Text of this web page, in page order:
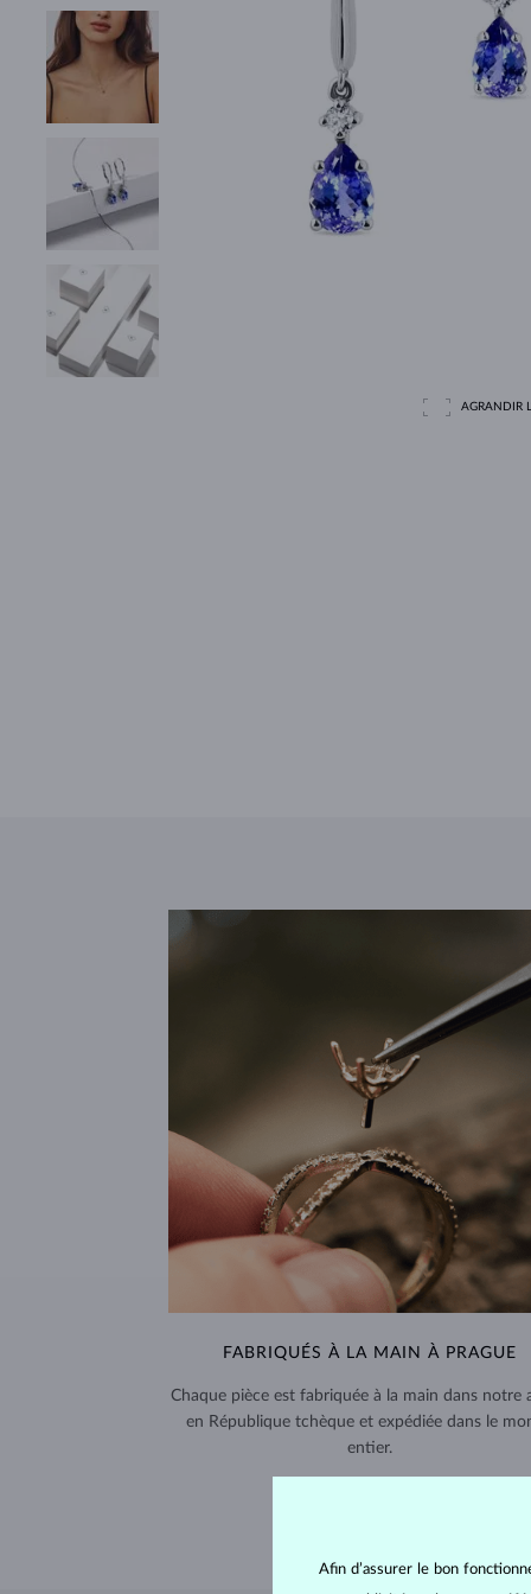
AGRANDIR
FABRIQUÉS À LA MAIN À PRAGUE
Chaque pièce est fabriquée à la main dans notre
en République tchèque et expédiée dans le
entier.
Afin d’assurer le bon